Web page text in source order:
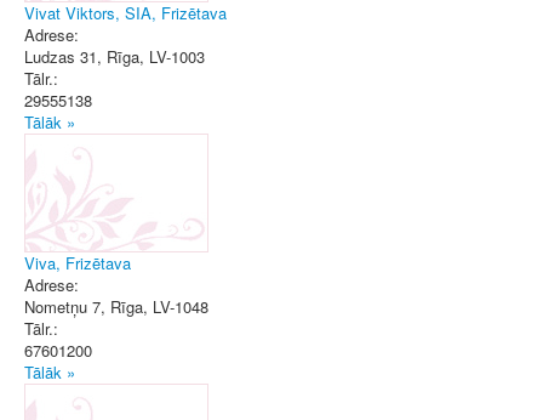
Vivat Viktors, SIA, Frizētava
Adrese:
Ludzas 31, Rīga, LV-1003
Tālr.:
29555138
Tālāk »
Viva, Frizētava
Adrese:
Nometņu 7, Rīga, LV-1048
Tālr.:
67601200
Tālāk »